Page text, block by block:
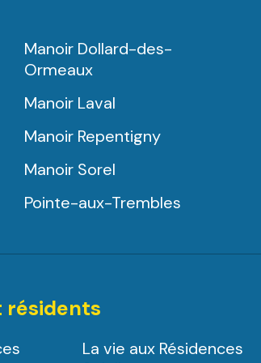
Manoir Dollard-des-
Ormeaux
Manoir Laval
Manoir Repentigny
Manoir Sorel
Pointe-aux-Trembles
résidents
La vie aux Résidences